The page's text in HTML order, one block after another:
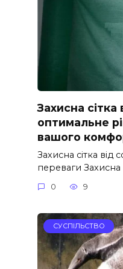
Захисна сітка
оптимальне
вашого
Захисна сітка від
переваги Захисна
0 9
СУСПІЛЬСТВО